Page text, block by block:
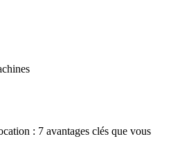
: 7 avantages clés que vous